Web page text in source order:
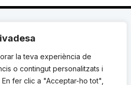
la teva experiència de
o contingut personalitzats i
fer clic a "Acceptar-ho tot",
Barcelona |
de Catalunya.